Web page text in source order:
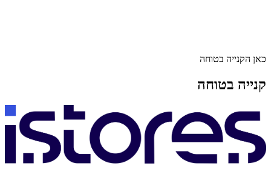
כאן הקנייה בטוחה
קנייה בטוחה